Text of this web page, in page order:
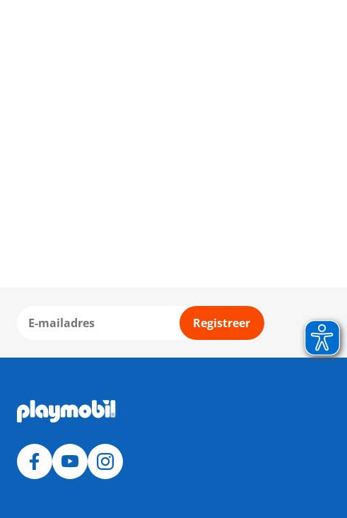
Registreer